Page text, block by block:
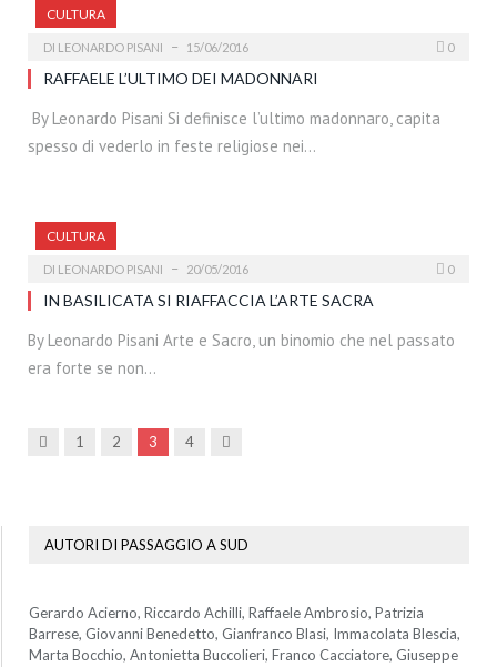
CULTURA
DI LEONARDO PISANI 15/06/2016 0
RAFFAELE L’ULTIMO DEI MADONNARI
By Leonardo Pisani Si definisce l’ultimo madonnaro, capita
spesso di vederlo in feste religiose nei…
CULTURA
DI LEONARDO PISANI 20/05/2016 0
IN BASILICATA SI RIAFFACCIA L’ARTE SACRA
By Leonardo Pisani Arte e Sacro, un binomio che nel passato
era forte se non…
Precedenti
1 2 3 4 Prossima
AUTORI DI PASSAGGIO A SUD
Gerardo Acierno, Riccardo Achilli, Raffaele Ambrosio, Patrizia
Barrese, Giovanni Benedetto, Gianfranco Blasi, Immacolata Blescia,
Marta Bocchio, Antonietta Buccolieri, Franco Cacciatore, Giuseppe